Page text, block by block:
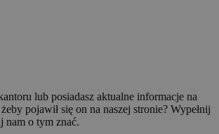
lub posiadasz aktualne informacje na
pojawił się on na naszej stronie? Wypełnij
nam o tym znać.